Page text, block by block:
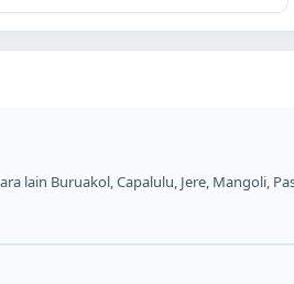
lain Buruakol, Capalulu, Jere, Mangoli,